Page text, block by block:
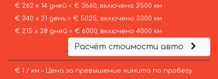
€ 262 х 14 дней = € 3660, включено 2500 км
€ 240 х 21 день = € 5025, включено 3300 км
€ 215 х 28 дней = € 6000, включено 4000 км
Расчёт стоимости авто
€ 1 / км – Цена за превышение лимита по пробегу